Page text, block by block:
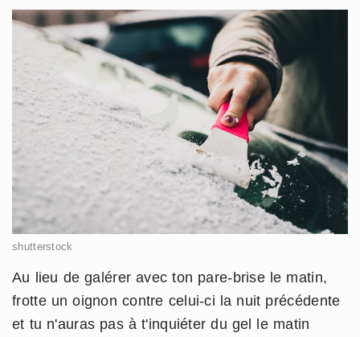
shutterstock
Au lieu de galérer avec ton pare-brise le matin,
frotte un oignon contre celui-ci la nuit précédente
et tu n'auras pas à t'inquiéter du gel le matin